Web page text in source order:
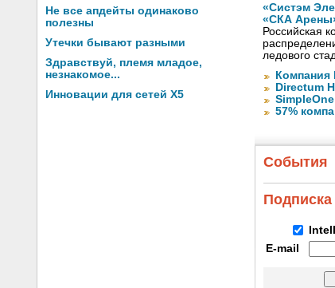
Не все апдейты одинаково
полезны
Утечки бывают разными
Здравствуй, племя младое,
незнакомое...
Инновации для сетей X5
«Систэм
«СКА
Российская
ледового
Компания
Directum
57%
События
E-mail